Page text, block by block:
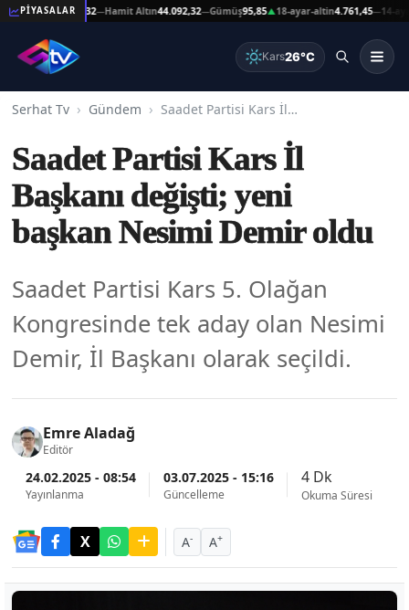
PİYASALAR
Altın44.092,32— Hamit Altın44.092,32—Gümüş95,85▲18-ayar-altin4.761,45—14-ayar-
Kars26°C
Serhat Tv Gündem Saadet Partisi Kars İl Başkanı değişti; yeni başkan Nesimi Demir oldu
Saadet Partisi Kars İl
Başkanı değişti; yeni
başkan Nesimi Demir oldu
Saadet Partisi Kars 5. Olağan
Kongresinde tek aday olan Nesimi
Demir, İl Başkanı olarak seçildi.
Emre Aladağ
Editör
24.02.2025 - 08:54
Yayınlanma
03.07.2025 - 15:16
Güncelleme
4 Dk
Okuma Süresi
A- A+